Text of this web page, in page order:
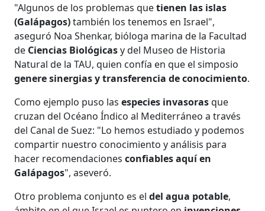
"Algunos de los problemas quetienen las islas
(Galápagos)también los tenemos en Israel",
aseguró Noa Shenkar, bióloga marina de la Facultad
de Ciencias Biológicasy del Museo de Historia
Natural de la TAU, quien confía en que el simposio
genere sinergias y transferencia de conocimiento.
Como ejemplo puso lasespecies invasorasque
cruzan del Océano Índico al Mediterráneo a través
del Canal de Suez: "Lo hemos estudiado y podemos
compartir nuestro conocimiento y análisis para
hacer recomendacionesconfiables aquí en
Galápagos", aseveró.
Otro problema conjunto es eldel agua potable,